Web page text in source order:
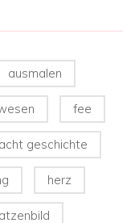
ausmalen
fee
geschichte
herz